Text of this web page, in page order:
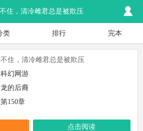
住，清冷雌君总是被欺压
类 排行 完本
住，清冷雌君总是被欺压
科幻网游
龙的后裔
第150章
点击阅读